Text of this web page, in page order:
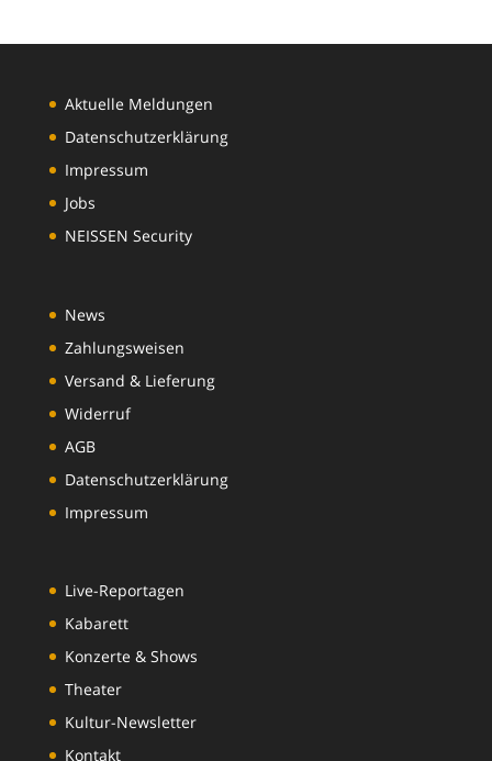
Aktuelle Meldungen
Datenschutzerklärung
Impressum
Jobs
NEISSEN Security
News
Zahlungsweisen
Versand & Lieferung
Widerruf
AGB
Datenschutzerklärung
Impressum
Live-Reportagen
Kabarett
Konzerte & Shows
Theater
Kultur-Newsletter
Kontakt